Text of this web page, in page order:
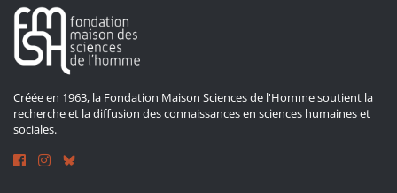
Créée en 1963, la Fondation Maison Sciences de l'Homme soutient la
recherche et la diffusion des connaissances en sciences humaines et
sociales.